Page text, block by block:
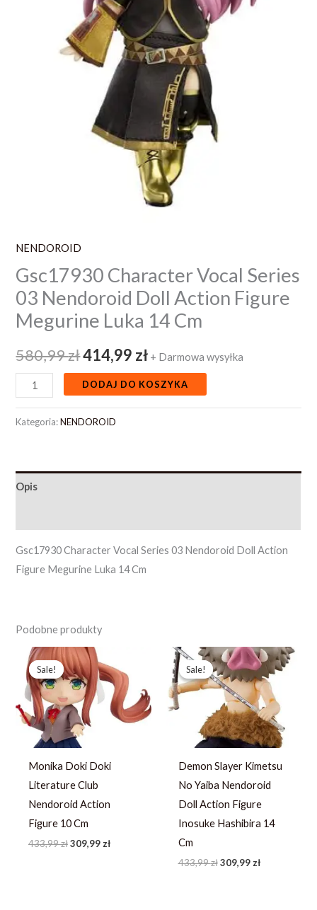
NENDOROID
Gsc17930 Character Vocal Series
03 Nendoroid Doll Action Figure
Megurine Luka 14 Cm
580,99zł414,99 zł + Darmowa wysyłka
DODAJ DO KOSZYKA
Kategoria:NENDOROID
Opis
Gsc17930 Character Vocal Series 03 Nendoroid Doll Action
Figure Megurine Luka 14 Cm
Podobne produkty
Sale!
Sale!
Monika Doki Doki
Literature Club
Nendoroid Action
Figure 10 Cm
433,99zł
Pierwotna
cena
wynosiła:
433,99 zł.
309,99 zł
cena
wynosi:
309,99 zł.
Sale!
Sale!
Demon Slayer Kimetsu
No Yaiba Nendoroid
Doll Action Figure
Inosuke Hashibira 14
Cm
433,99zł
Pierwotna
cena
wynosiła:
433,99 zł.
309,99 zł
Aktualna
cena
wynosi:
309,99 zł.